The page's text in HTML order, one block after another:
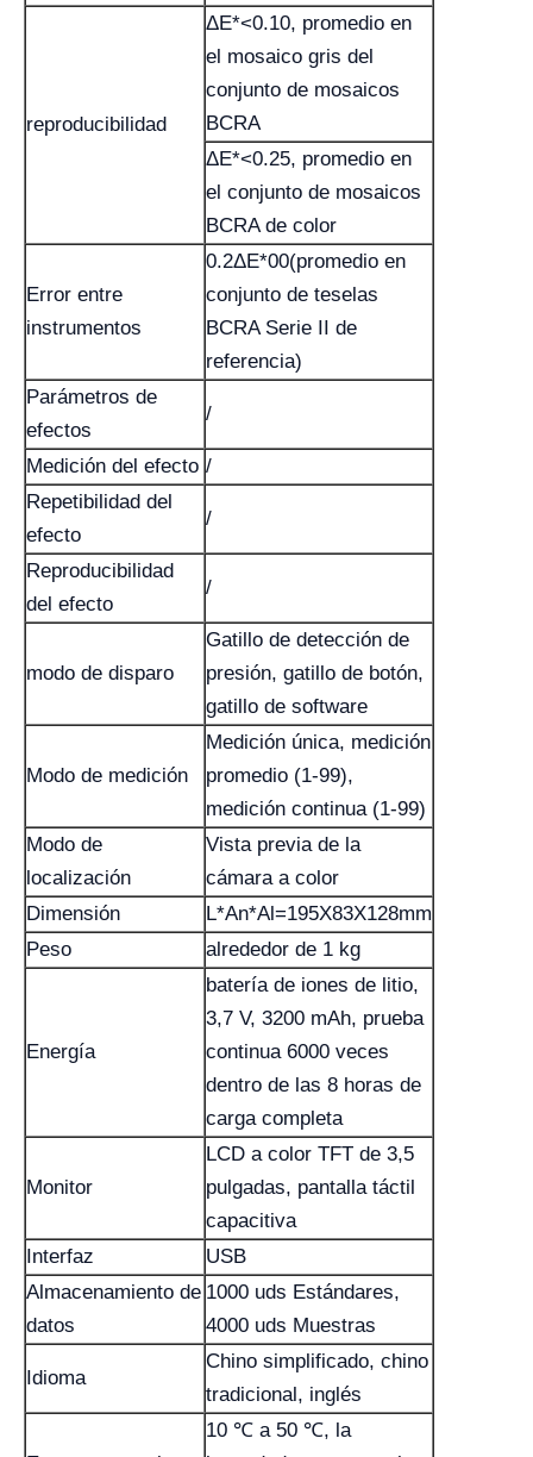
reproducibilidad
ΔE*<0.10, promedio en
el mosaico gris del
conjunto de mosaicos
BCRA
ΔE*<0.25, promedio en
el conjunto de mosaicos
BCRA de color
Error entre
instrumentos
0.2ΔE*00(promedio en
conjunto de teselas
BCRA Serie II de
referencia)
Parámetros de
efectos
/
Medición del efecto /
Repetibilidad del
efecto
/
Reproducibilidad
del efecto
/
modo de disparo
Gatillo de detección de
presión, gatillo de botón,
gatillo de software
Modo de medición
Medición única, medición
promedio (1-99),
medición continua (1-99)
Modo de
localización
Vista previa de la
cámara a color
Dimensión
L*An*Al=195X83X128mm
Peso
alrededor de 1 kg
Energía
batería de iones de litio,
3,7 V, 3200 mAh, prueba
continua 6000 veces
dentro de las 8 horas de
carga completa
Monitor
LCD a color TFT de 3,5
pulgadas, pantalla táctil
capacitiva
Interfaz
USB
Almacenamiento de
datos
1000 uds Estándares,
4000 uds Muestras
Idioma
Chino simplificado, chino
tradicional, inglés
10 ℃ a 50 ℃, la